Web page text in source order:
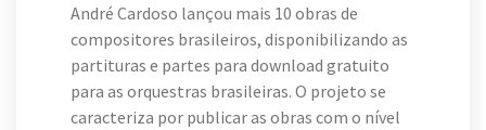
André Cardoso lançou mais 10 obras de
compositores brasileiros, disponibilizando as
partituras e partes para download gratuito
para as orquestras brasileiras. O projeto se
caracteriza por publicar as obras com o nível